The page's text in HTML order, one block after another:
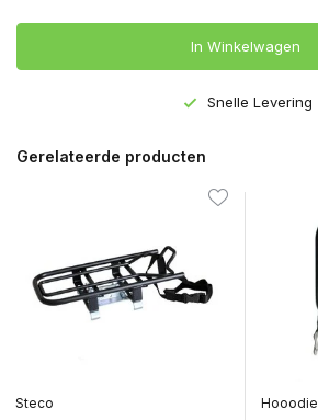
In Winkelwagen
Snelle Levering
Gerelateerde producten
Steco Hooodie